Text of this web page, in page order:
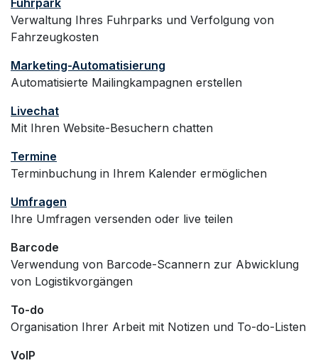
Fuhrpark
Verwaltung Ihres Fuhrparks und Verfolgung von
Fahrzeugkosten
Marketing-Automatisierung
Automatisierte Mailingkampagnen erstellen
Livechat
Mit Ihren Website-Besuchern chatten
Termine
Terminbuchung in Ihrem Kalender ermöglichen
Umfragen
Ihre Umfragen versenden oder live teilen
Barcode
Verwendung von Barcode-Scannern zur Abwicklung
von Logistikvorgängen
To-do
Organisation Ihrer Arbeit mit Notizen und To-do-Listen
VoIP